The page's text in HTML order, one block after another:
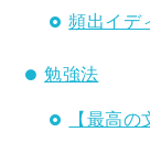
頻出イデ
勉強法
【最高